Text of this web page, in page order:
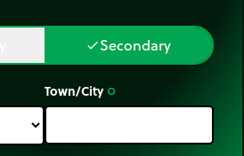
doneSecondary
Town/City trip_origin